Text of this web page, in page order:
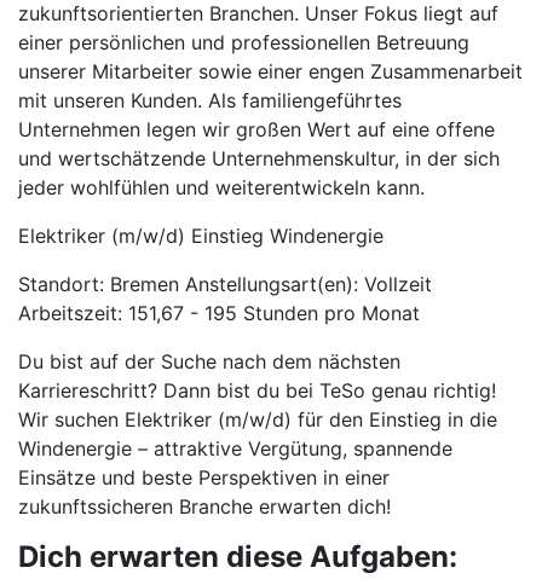
zukunftsorientierten Branchen. Unser Fokus liegt auf
einer persönlichen und professionellen Betreuung
unserer Mitarbeiter sowie einer engen Zusammenarbeit
mit unseren Kunden. Als familiengeführtes
Unternehmen legen wir großen Wert auf eine offene
und wertschätzende Unternehmenskultur, in der sich
jeder wohlfühlen und weiterentwickeln kann.
Elektriker (m/w/d) Einstieg Windenergie
Standort: Bremen Anstellungsart(en): Vollzeit
Arbeitszeit: 151,67 - 195 Stunden pro Monat
Du bist auf der Suche nach dem nächsten
Karriereschritt? Dann bist du bei TeSo genau richtig!
Wir suchen Elektriker (m/w/d) für den Einstieg in die
Windenergie – attraktive Vergütung, spannende
Einsätze und beste Perspektiven in einer
zukunftssicheren Branche erwarten dich!
Dich erwarten diese Aufgaben: